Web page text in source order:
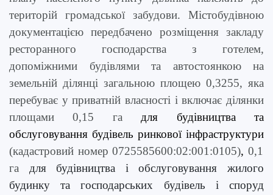
територій громадської забудови. Містобудівною
документацією передбачено розміщення закладу
ресторанного господарства з готелем,
допоміжними будівлями та автостоянкою на
земельній ділянці загальною площею 0,3255, яка
перебуває у приватній власності і включає ділянки
площами0,15 га для будівництва та
обслуговування будівель ринкової інфраструктури
(кадастровий номер 0725585600:02:001:0105), 0,1
га для будівництва і обслуговування жилого
будинку та господарських будівель і споруд